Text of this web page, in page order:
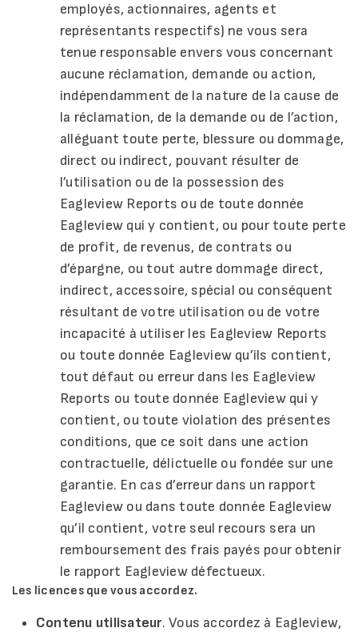
employés, actionnaires, agents et
représentants respectifs) ne vous sera
tenue responsable envers vous concernant
aucune réclamation, demande ou action,
indépendamment de la nature de la cause de
la réclamation, de la demande ou de l’action,
alléguant toute perte, blessure ou dommage,
direct ou indirect, pouvant résulter de
l’utilisation ou de la possession des
Eagleview Reports ou de toute donnée
Eagleview qui y contient, ou pour toute perte
de profit, de revenus, de contrats ou
d’épargne, ou tout autre dommage direct,
indirect, accessoire, spécial ou conséquent
résultant de votre utilisation ou de votre
incapacité à utiliser les Eagleview Reports
ou toute donnée Eagleview qu’ils contient,
tout défaut ou erreur dans les Eagleview
Reports ou toute donnée Eagleview qui y
contient, ou toute violation des présentes
conditions, que ce soit dans une action
contractuelle, délictuelle ou fondée sur une
garantie. En cas d’erreur dans un rapport
Eagleview ou dans toute donnée Eagleview
qu’il contient, votre seul recours sera un
remboursement des frais payés pour obtenir
le rapport Eagleview défectueux.
Les licences que vous accordez.
Contenu utilisateur. Vous accordez à Eagleview,